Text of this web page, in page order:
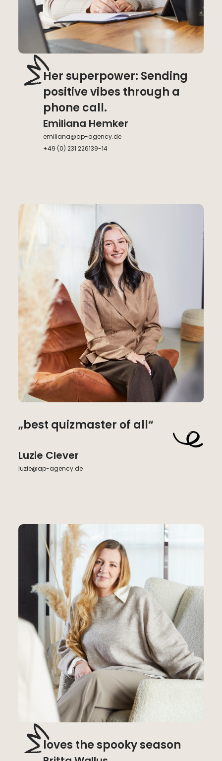
Her superpower: Sending
positive vibes through a
phone call.
Emiliana Hemker
emiliana@ap-agency.de
+49 (0) 231 226139-14
„best quizmaster of all“
Luzie Clever
luzie@ap-agency.de
loves the spooky season